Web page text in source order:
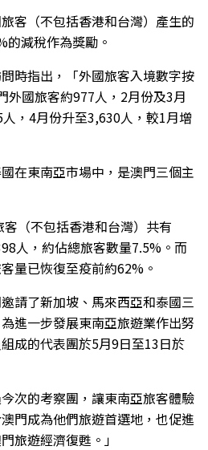
客（不包括香港和台灣）產生的
的減稅作為獎勵。
時指出，「外國旅客入境數字按
外國旅客約977人，2月份及3月
，4月份升至3,630人，較1月增
在東南亞市場中，是澳門三個主
（不包括香港和台灣）共有
人，約佔總旅客數量7.5%。而
量已恢復至疫前約62%。
請了新加坡、馬來西亞和泰國三
進一步發展東南亞旅遊業作出努
成的代表團於5月9日至13日於
次的考察團，讓東南亞旅客體驗
門成為他們旅遊首選地，也促進
旅遊經濟復甦。」